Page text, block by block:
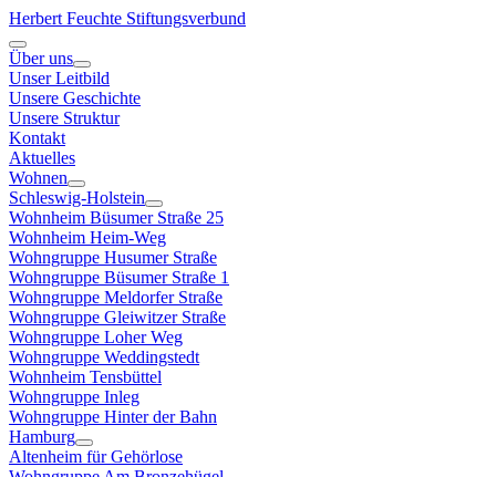
Herbert Feuchte Stiftungsverbund
Über uns
Unser Leitbild
Unsere Geschichte
Unsere Struktur
Kontakt
Aktuelles
Wohnen
Schleswig-Holstein
Wohnheim Büsumer Straße 25
Wohnheim Heim-Weg
Wohngruppe Husumer Straße
Wohngruppe Büsumer Straße 1
Wohngruppe Meldorfer Straße
Wohngruppe Gleiwitzer Straße
Wohngruppe Loher Weg
Wohngruppe Weddingstedt
Wohnheim Tensbüttel
Wohngruppe Inleg
Wohngruppe Hinter der Bahn
Hamburg
Altenheim für Gehörlose